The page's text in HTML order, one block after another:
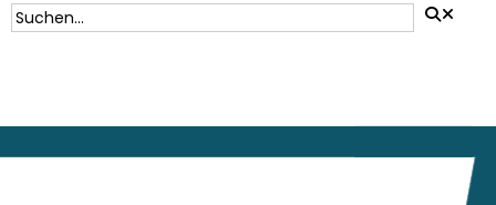
SUCHFORMULAR
Suche